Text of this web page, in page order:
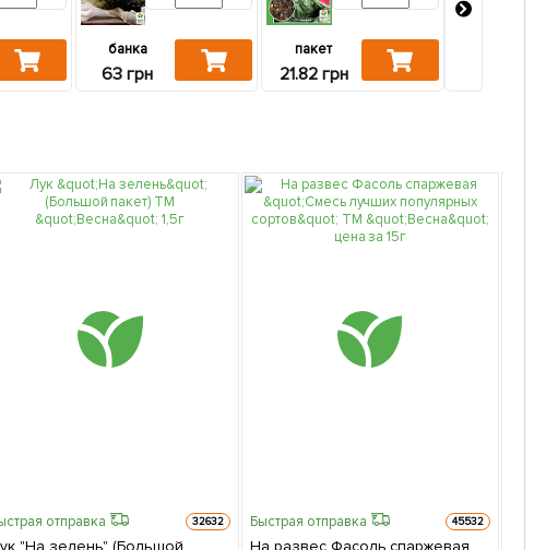
банка
63 грн
пакет
21.82 грн
отправка 32632
"На зелень" (Большой
Быстрая отправка 45532
На развес Фасоль спаржевая